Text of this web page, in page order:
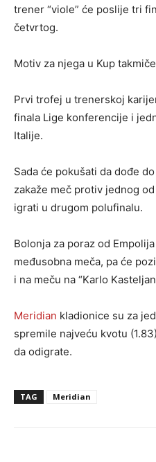
trener “viole” će poslije tri
četvrtog.
Motiv za njega u Kup
Prvi trofej u trenerskoj
finala Lige konferencije i
Italije.
Sada će pokušati da dođe
zakaže meč protiv jednog
igrati u drugom polufinalu.
Bolonja za poraz od
međusobna meča, pa će
i na meču na “Karlo
Meridian kladionice su za
spremile najveću kvotu
da odigrate.
TAG Meridian